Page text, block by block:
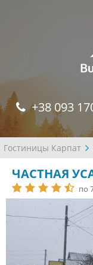
+38 093
Гостиницы Карпат
ЧАСТНАЯ
по